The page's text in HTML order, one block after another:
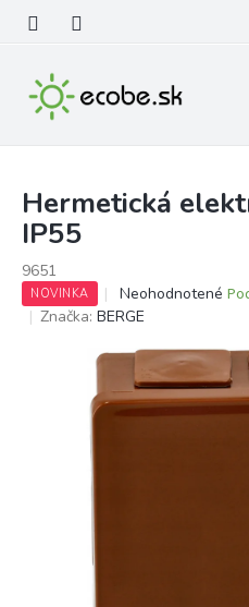
obsah
Hermetická
IP55
9651
NOVINKA
Priemerné
hodnotenie
je
z
5
Neohodnotené
Značka: BERGE